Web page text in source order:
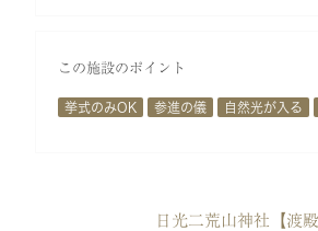
この施設のポイント
挙式のみOK 参進の儀 自然光が入る
日光二荒山神社【渡殿